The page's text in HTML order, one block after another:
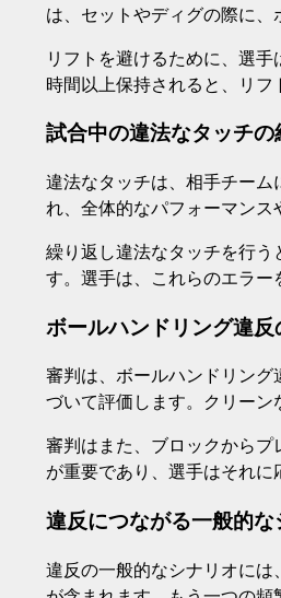
は、セットやディグの際に、
リフトを避けるために、選
時間以上保持されると、リフ
試合中の違法なタッチの
違法なタッチは、相手チー
れ、全体的なパフォーマンス
繰り返し違法なタッチを行
す。選手は、これらのエラー
ボールハンドリング違反
審判は、ボールハンドリン
づいて評価します。クリーン
審判はまた、ブロックから
が重要であり、選手はそれに
違反につながる一般的な
違反の一般的なシナリオに